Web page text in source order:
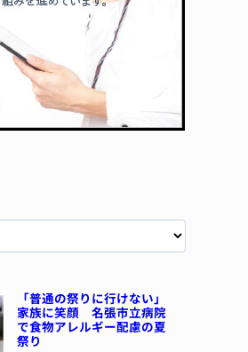
「普通の祭りに行けない」
家族に笑顔 名張市立病院
で食物アレルギー配慮の夏
祭り